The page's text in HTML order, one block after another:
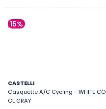
15%
CASTELLI
Casquette A/C Cycling - WHITE CO
OL GRAY